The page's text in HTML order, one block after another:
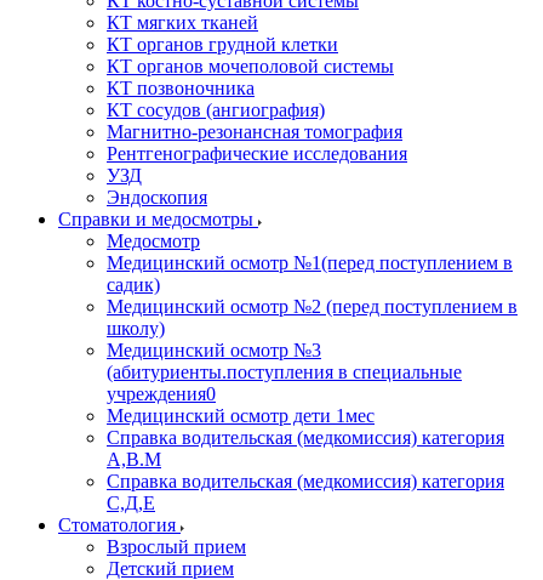
КТ мягких тканей
КТ органов грудной клетки
КТ органов мочеполовой системы
КТ позвоночника
КТ сосудов (ангиография)
Магнитно-резонансная томография
Рентгенографические исследования
УЗД
Эндоскопия
Справки и медосмотры
Медосмотр
Медицинский осмотр №1(перед поступлением в
садик)
Медицинский осмотр №2 (перед поступлением в
школу)
Медицинский осмотр №3
(абитуриенты.поступления в специальные
учреждения0
Медицинский осмотр дети 1мес
Справка водительская (медкомиссия) категория
А,В.М
Справка водительская (медкомиссия) категория
С,Д,Е
Стоматология
Взрослый прием
Детский прием